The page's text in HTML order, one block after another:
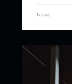
News